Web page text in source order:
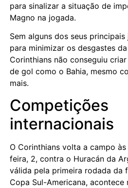
para sinalizar a situação de
Magno na jogada.
Sem alguns dos seus
para minimizar os desgastes
Corinthians não conseguiu
de gol como o Bahia, mesmo
mais.
Competições
internacionais
O Corinthians volta a campo
feira, 2, contra o Huracán da
válida pela primeira rodada da
Copa Sul-Americana, acontece